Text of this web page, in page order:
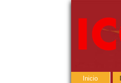
Cambiar
contenido.
Herramientas
Navegación
Inicio